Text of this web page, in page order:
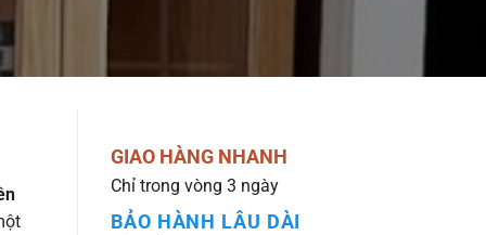
GIAO HÀNG NHANH
Chỉ trong vòng 3 ngày
BẢO HÀNH LÂU DÀI